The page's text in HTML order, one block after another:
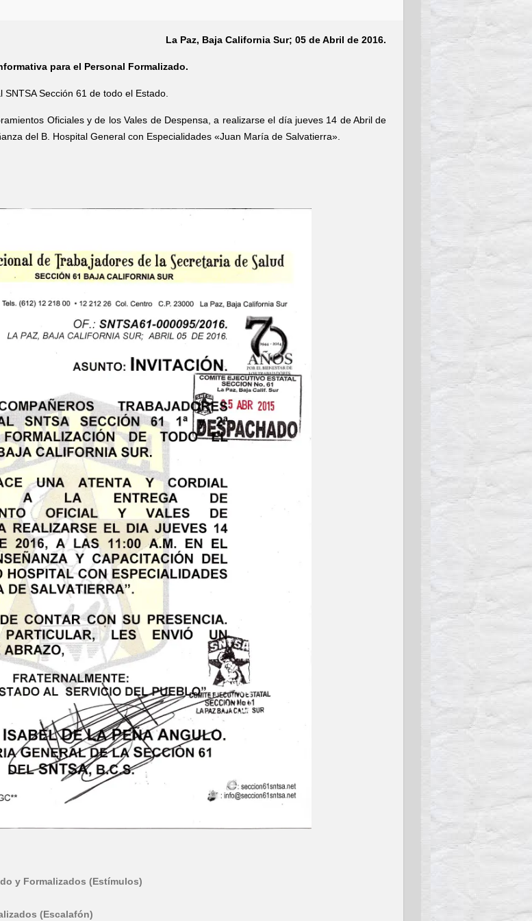
La Paz, Baja California Sur; 05 de Abril de 2016.
para el Personal Formalizado.
Sección 61 de todo el Estado.
Oficiales y de los Vales de Despensa, a realizarse el día jueves 14 de Abril de
del B. Hospital General con Especialidades «Juan María de Salvatierra».
y Formalizados (Estímulos)
(Escalafón)